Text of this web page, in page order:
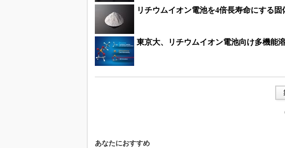
リチウムイオン電池を4倍長寿命にする固
東京大、リチウムイオン電池向け多機能
あなたにおすすめ